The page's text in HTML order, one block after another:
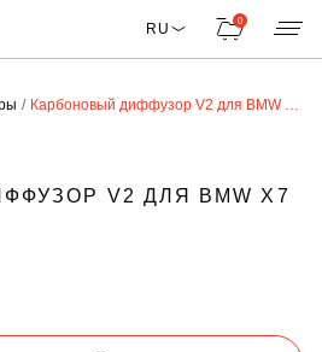
RU 0
Карбоновый диффузор V2 для BMW X7 LCI
V2 ДЛЯ BMW X7